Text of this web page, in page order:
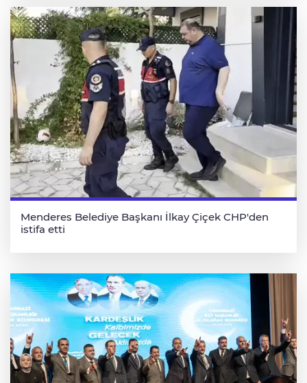
Menderes Belediye Başkanı İlkay Çiçek CHP'den
istifa etti